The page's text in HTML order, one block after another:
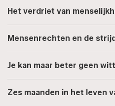
Het verdriet van
Mensenrechten en de
Je kan maar beter geen
Zes maanden in het leven